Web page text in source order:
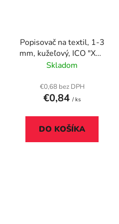
Popisovač na textil, 1-3
mm, kužeľový, ICO "XXL
T-Shirt", hnedý
Skladom
€0,68 bez DPH
€0,84 / ks
DO KOŠÍKA